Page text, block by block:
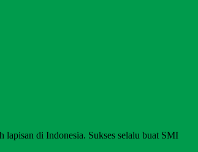
di Indonesia. Sukses selalu buat SMI